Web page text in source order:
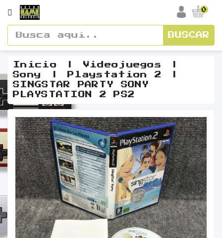
CATEGORÍA
Cajas
Y
Manuales
Consolas
Vídeos
Soundtracks
Figuras
Guías
Retro
Informática
0
BUSCAR
Inicio
Videojuegos
Sony
Playstation 2
SINGSTAR PARTY SONY
PLAYSTATION 2 PS2